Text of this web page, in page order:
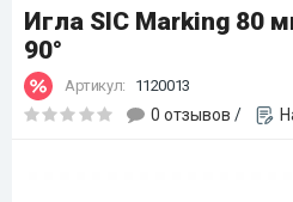
Игла SIC Marking 80
90°
Артикул: 1120013
0 отзывов /